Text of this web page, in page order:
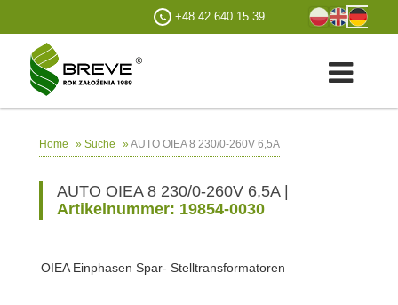
+48 42 640 15 39
Home » Suche »AUTO OIEA 8 230/0-260V 6,5A
AUTO OIEA 8 230/0-260V 6,5A |
Artikelnummer: 19854-0030
OIEA Einphasen Spar- Stelltransformatoren